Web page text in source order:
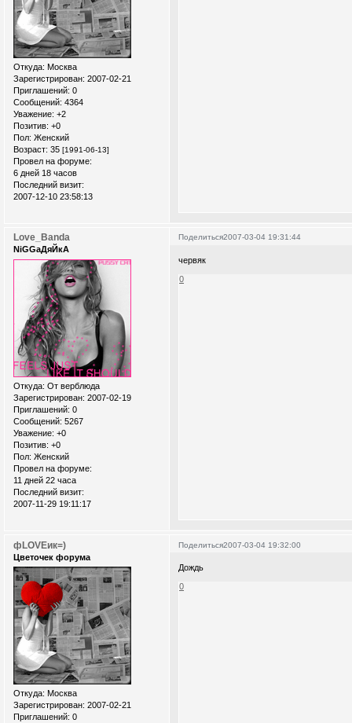
Откуда: Москва
Зарегистрирован: 2007-02-21
Приглашений: 0
Сообщений: 4364
Уважение: +2
Позитив: +0
Пол: Женский
Возраст: 35 [1991-06-13]
Провел на форуме:
6 дней 18 часов
Последний визит:
2007-12-10 23:58:13
Поделиться2007-03-04 19:31:44
Love_Banda
NiGGaДяЙкА
Откуда: От верблюда
Зарегистрирован: 2007-02-19
Приглашений: 0
Сообщений: 5267
Уважение: +0
Позитив: +0
Пол: Женский
Провел на форуме:
11 дней 22 часа
Последний визит:
2007-11-29 19:11:17
червяк
0
Поделиться2007-03-04 19:32:00
фLOVEик=)
Цветочек форума
Откуда: Москва
Зарегистрирован: 2007-02-21
Приглашений: 0
Дождь
0